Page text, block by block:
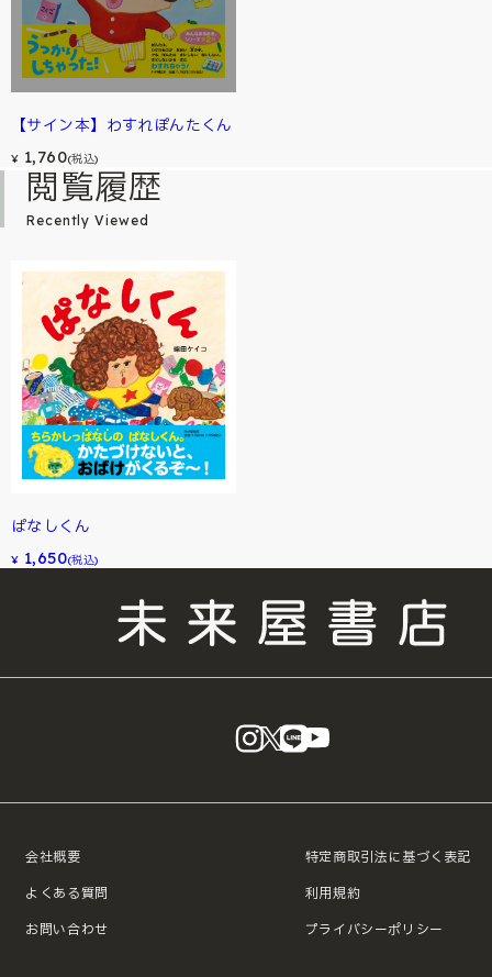
【サイン本】わすれぽんたくん
¥ 1,760(税込)
閲覧履歴
Recently Viewed
ぱなしくん
¥ 1,650(税込)
instagram
X LINE
会社概要
よくある質問
お問い合わせ
特定商取引法に基づく表記
利用規約
プライバシーポリシー